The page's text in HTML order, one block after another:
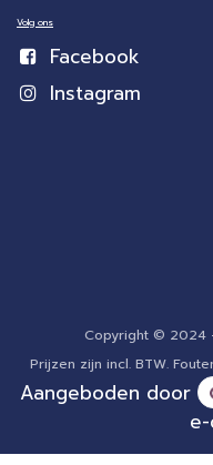
Volg ons
Facebook
Instagram
Copyright © 2024
Prijzen zijn incl. BTW.
Aangeboden door